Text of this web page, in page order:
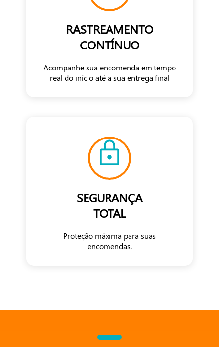
RASTREAMENTO
CONTÍNUO
Acompanhe sua encomenda em tempo
real do início até a sua entrega final
SEGURANÇA
TOTAL
Proteção máxima para suas
encomendas.